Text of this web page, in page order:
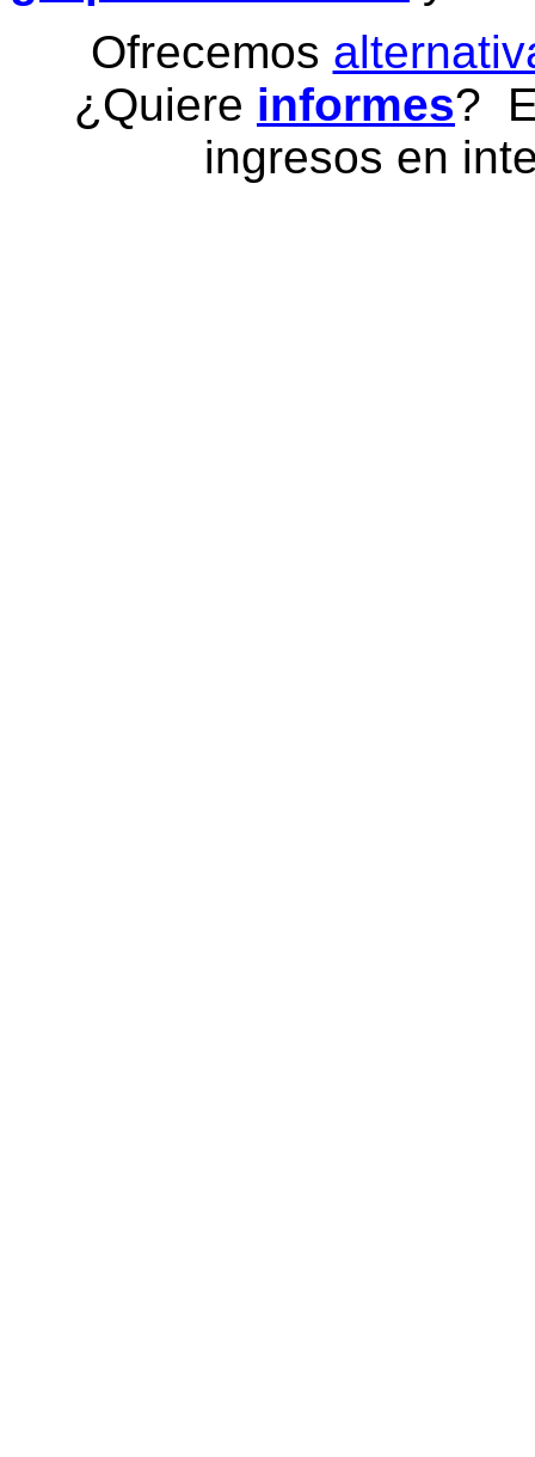
Ofrecemos
¿Quiere informes?
ingresos en